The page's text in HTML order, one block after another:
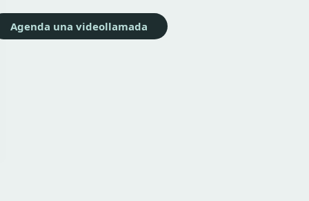
Agenda una videollamada